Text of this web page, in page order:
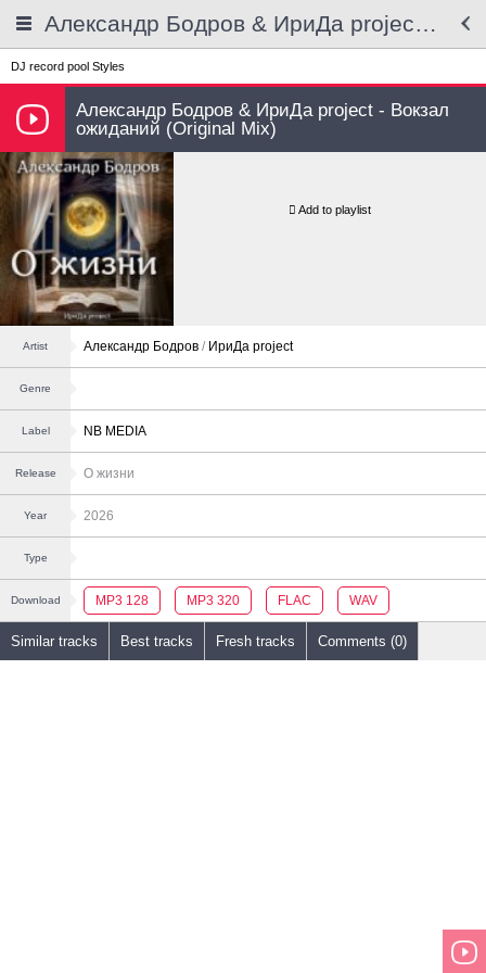
Александр Бодров & ИриДа project - Вокзал ожиданий
DJ record pool Styles
Александр Бодров & ИриДа project - Вокзал
ожиданий (Original Mix)
Add to playlist
Artist Александр Бодров / ИриДа project
Genre
Label NB MEDIA
Release О жизни
Year 2026
Type
Download MP3 128 MP3 320 FLAC WAV
Similar tracks Best tracks Fresh tracks Comments (0)